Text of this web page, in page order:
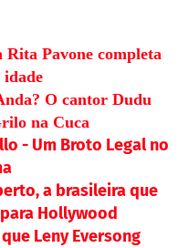
Pavone completa
idade
O cantor Dudu
na Cuca
- Um Broto Legal no
a brasileira que
Hollywood
Leny Eversong